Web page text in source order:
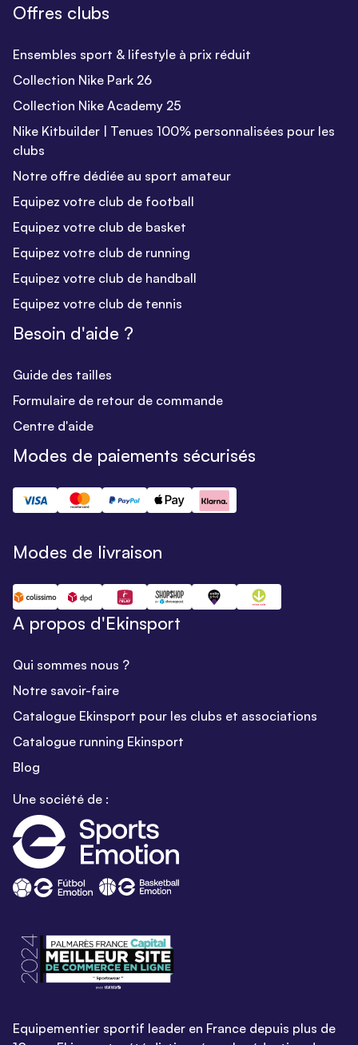
Offres clubs
Ensembles sport & lifestyle à prix réduit
Collection Nike Park 26
Collection Nike Academy 25
Nike Kitbuilder | Tenues 100% personnalisées pour les
clubs
Notre offre dédiée au sport amateur
Equipez votre club de football
Equipez votre club de basket
Equipez votre club de running
Equipez votre club de handball
Equipez votre club de tennis
Besoin d'aide ?
Guide des tailles
Formulaire de retour de commande
Centre d'aide
Modes de paiements sécurisés
Modes de livraison
A propos d'Ekinsport
Qui sommes nous ?
Notre savoir-faire
Catalogue Ekinsport pour les clubs et associations
Catalogue running Ekinsport
Blog
Une société de :
Equipementier sportif leader en France depuis plus de